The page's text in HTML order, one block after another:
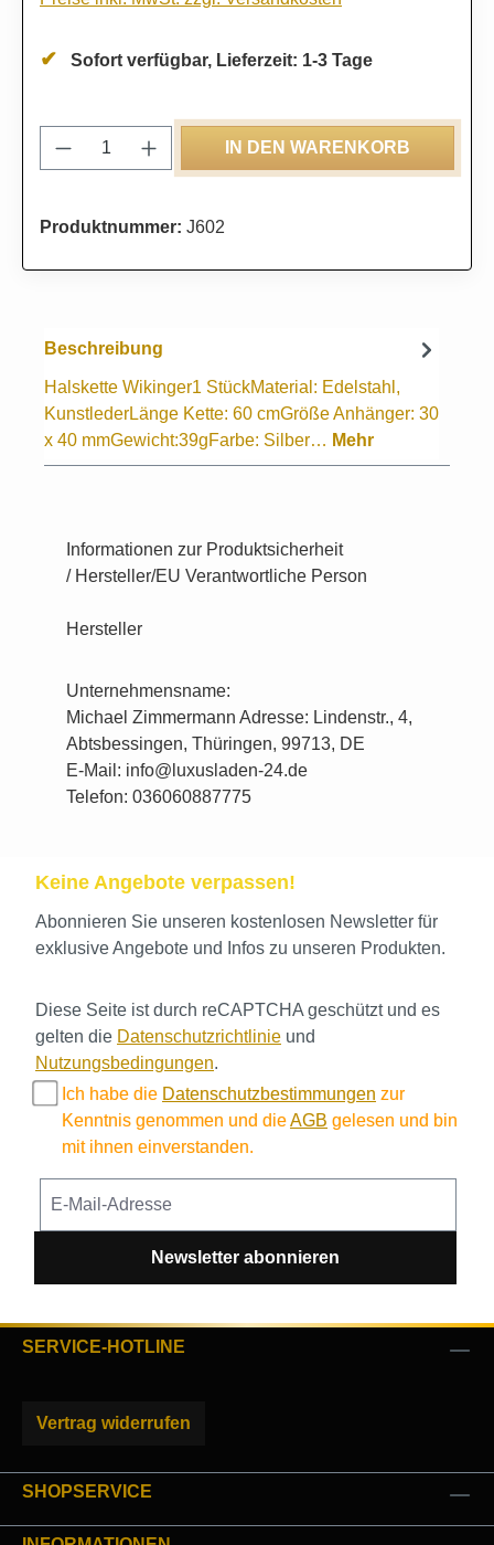
Sofort verfügbar, Lieferzeit: 1-3 Tage
Produkt Anzahl: Gib den gewünschten
IN DEN WARENKORB
Produktnummer: J602
Beschreibung
Halskette Wikinger1 StückMaterial: Edelstahl,
KunstlederLänge Kette: 60 cmGröße Anhänger: 30
x 40 mmGewicht:39gFarbe: Silber… Mehr
Informationen zur Produktsicherheit
/ Hersteller/EU Verantwortliche Person
Hersteller
Unternehmensname:
Michael Zimmermann Adresse: Lindenstr., 4,
Abtsbessingen, Thüringen, 99713, DE
E-Mail: info@luxusladen-24.de
Telefon: 036060887775
Keine Angebote verpassen!
Abonnieren Sie unseren kostenlosen Newsletter für
exklusive Angebote und Infos zu unseren Produkten.
Diese Seite ist durch reCAPTCHA geschützt und es
gelten die Datenschutzrichtlinie und
Nutzungsbedingungen.
Ich habe die Datenschutzbestimmungen zur
Kenntnis genommen und dieAGB gelesen und bin
mit ihnen einverstanden.
Newsletter abonnieren
SERVICE-HOTLINE
Vertrag widerrufen
SHOPSERVICE